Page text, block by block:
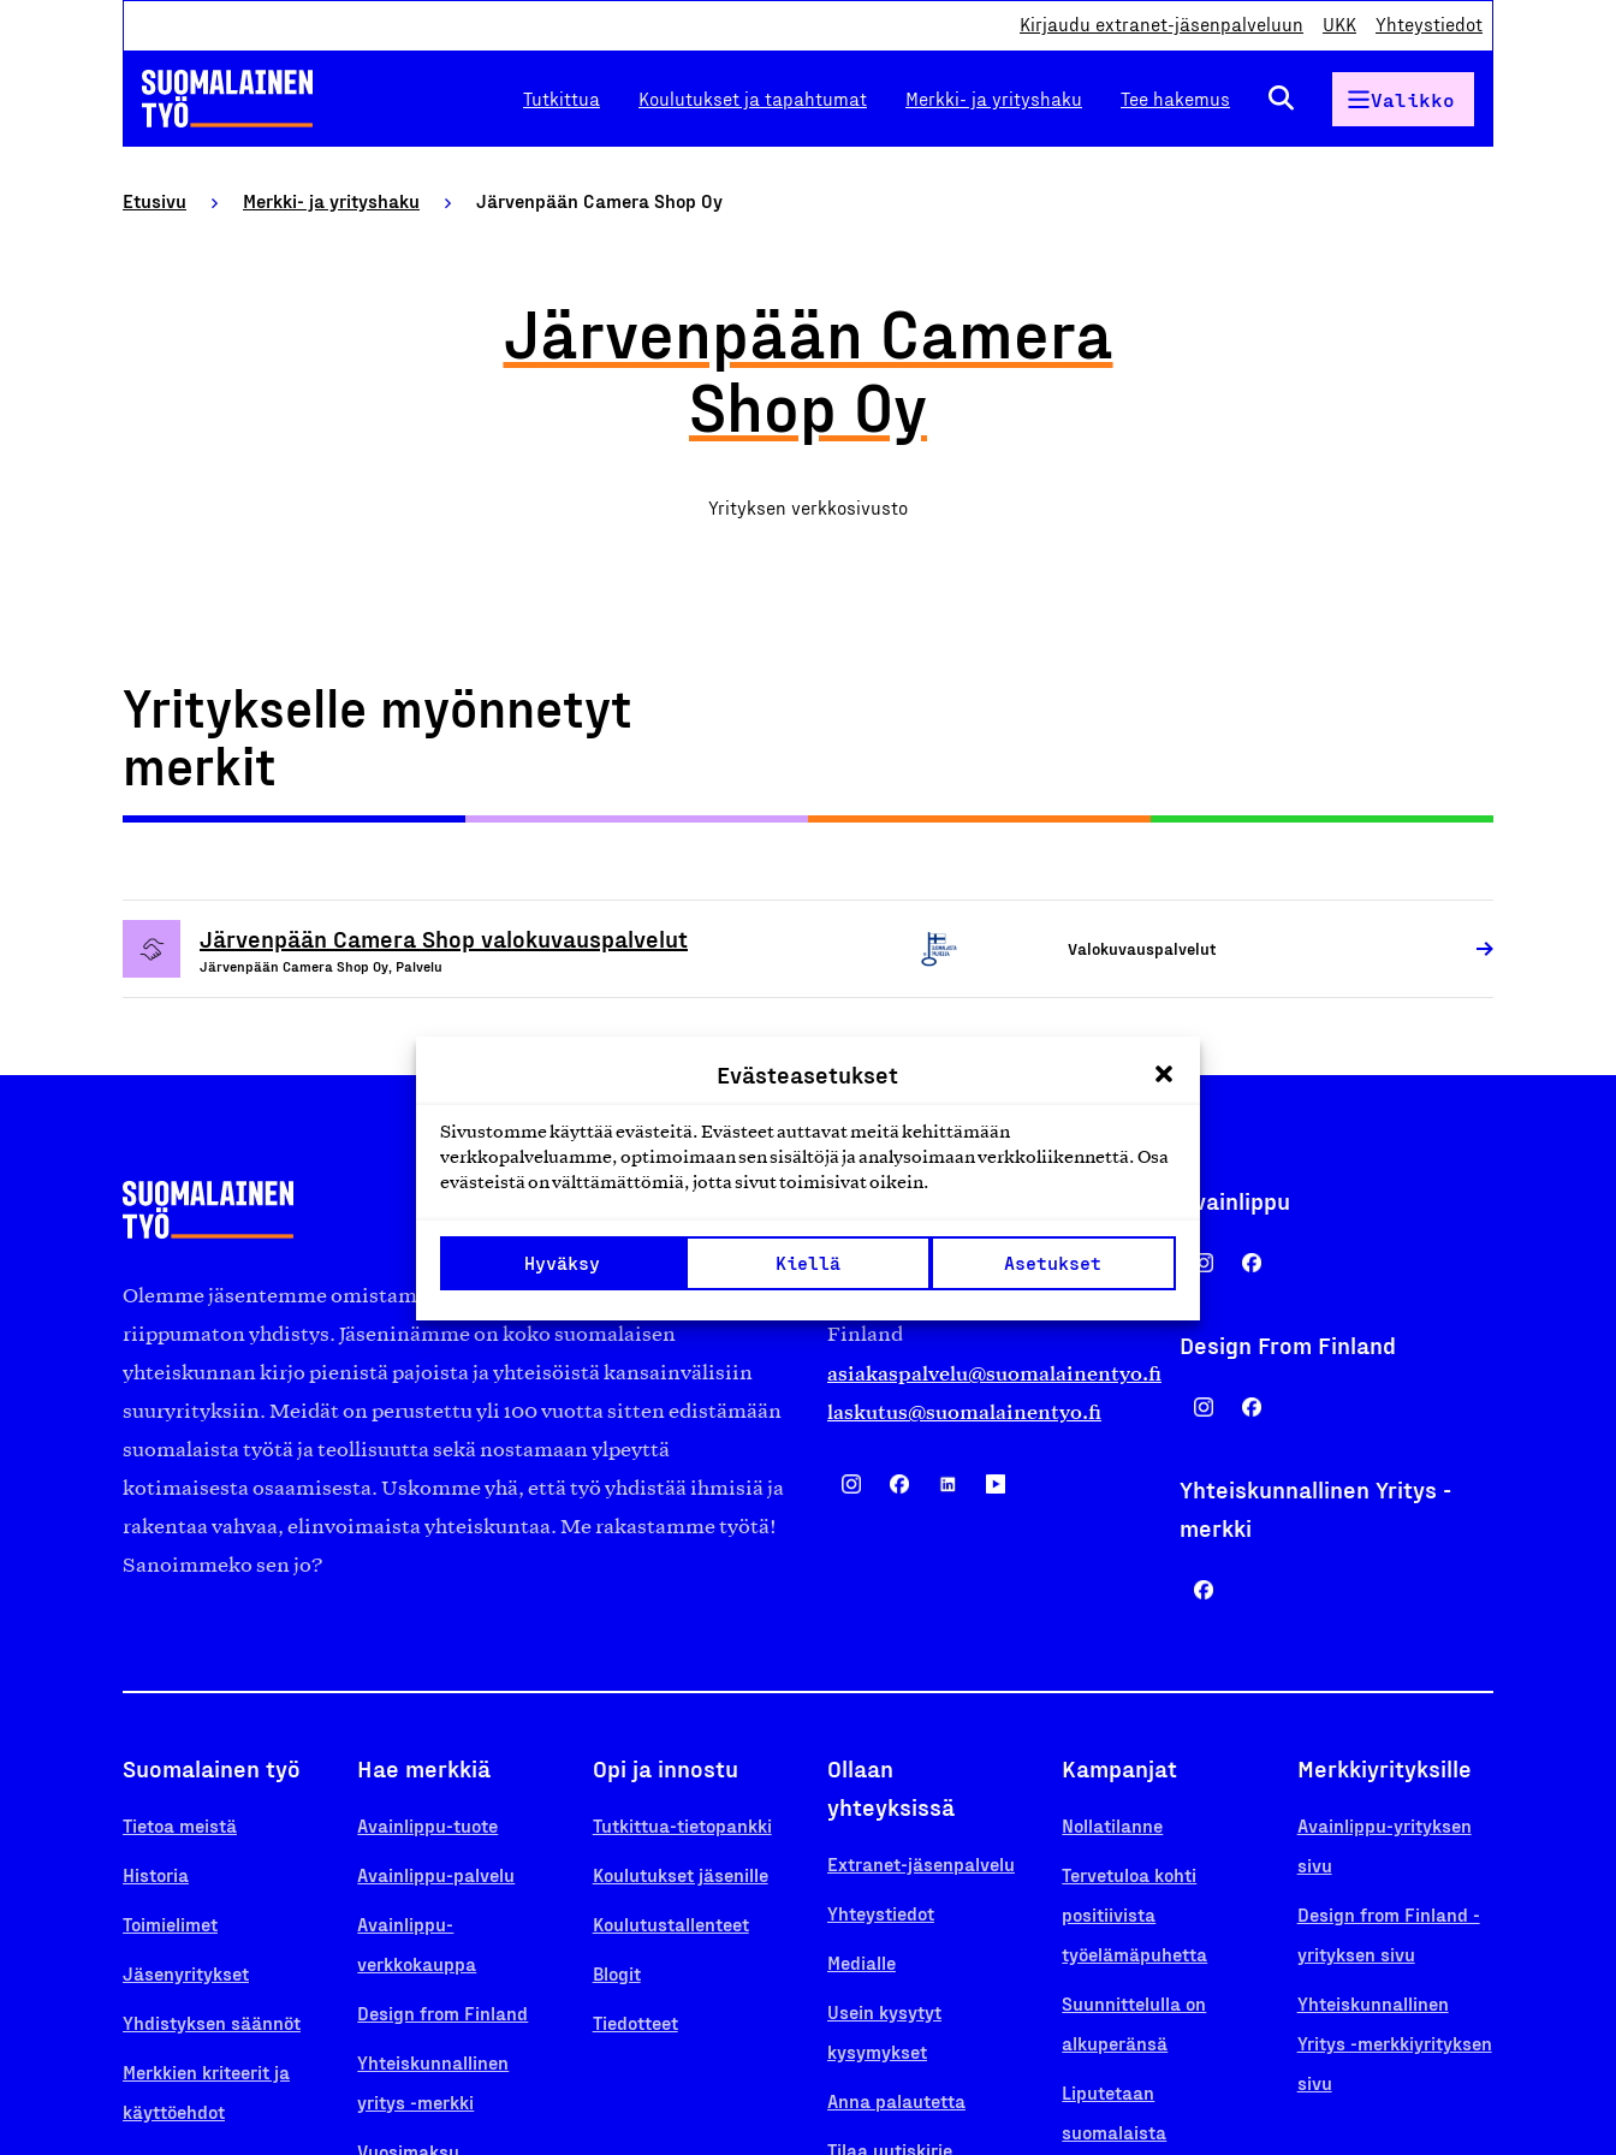
Evästeasetukset
Sivustomme käyttää evästeitä. Evästeet auttavat meitä kehittämään
verkkopalveluamme, optimoimaan sen sisältöjä ja analysoimaan verkkoliikennettä. Osa
evästeistä on välttämättömiä, jotta sivut toimisivat oikein.
Hyväksy Kiellä Asetukset
Kirjaudu extranet-jäsenpalveluun UKK Yhteystiedot
Tutkittua Koulutukset ja tapahtumat Merkki- ja yrityshaku Tee hakemus Valikko
Etusivu Merkki- ja yrityshaku Järvenpään Camera Shop Oy
Järvenpään Camera
Shop Oy
Yrityksen verkkosivusto
Yritykselle myönnetyt
merkit
Järvenpään Camera Shop valokuvauspalvelut
Järvenpään Camera Shop Oy, Palvelu
Valokuvauspalvelut
Olemme jäsentemme omistama puolueeton, työmarkkinajärjestöistä
riippumaton yhdistys. Jäseninämme on koko suomalaisen
yhteiskunnan kirjo pienistä pajoista ja yhteisöistä kansainvälisiin
suuryrityksiin. Meidät on perustettu yli 100 vuotta sitten edistämään
suomalaista työtä ja teollisuutta sekä nostamaan ylpeyttä
kotimaisesta osaamisesta. Uskomme yhä, että työ yhdistää ihmisiä ja
rakentaa vahvaa, elinvoimaista yhteiskuntaa. Me rakastamme työtä!
Sanoimmeko sen jo?
Eteläranta 14,
00130 Helsinki
Finland
asiakaspalvelu@suomalainentyo.fi
laskutus@suomalainentyo.fi
Avainlippu
Design From Finland
Yhteiskunnallinen Yritys -
merkki
Suomalainen työ
Tietoa meistä
Historia
Toimielimet
Jäsenyritykset
Yhdistyksen säännöt
Merkkien kriteerit ja
käyttöehdot
Hae merkkiä
Avainlippu-tuote
Avainlippu-palvelu
Avainlippu-
verkkokauppa
Design from Finland
Yhteiskunnallinen
yritys -merkki
Opi ja innostu
Tutkittua-tietopankki
Koulutukset jäsenille
Koulutustallenteet
Blogit
Tiedotteet
Ollaan
yhteyksissä
Extranet-jäsenpalvelu
Yhteystiedot
Medialle
Usein kysytyt
kysymykset
Anna palautetta
Tilaa uutiskirje
Kampanjat
Nollatilanne
Tervetuloa kohti
positiivista
työelämäpuhetta
Suunnittelulla on
alkuperänsä
Liputetaan
suomalaista
Merkkiyrityksille
Avainlippu-yrityksen
sivu
Design from Finland -
yrityksen sivu
Yhteiskunnallinen
Yritys -merkkiyrityksen
sivu